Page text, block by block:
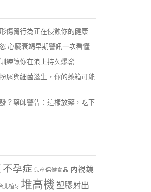
傷腎行為正在侵蝕你的健康
心臟衰竭早期警訊一次看懂
練讓你在浪上持久爆發
屑與細菌滋生，你的藥箱可能
？藥師警告：這樣放藥，吃下
不孕症 兒童保健食品 內視鏡
北植牙 堆高機塑膠射出